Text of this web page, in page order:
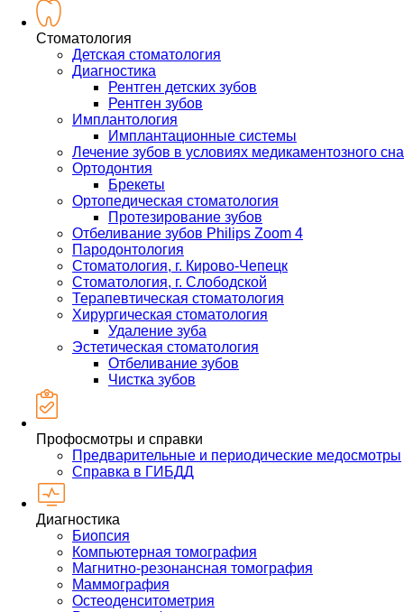
Стоматология
Детская стоматология
Диагностика
Рентген детских зубов
Рентген зубов
Имплантология
Имплантационные системы
Лечение зубов в условиях медикаментозного сна
Ортодонтия
Брекеты
Ортопедическая стоматология
Протезирование зубов
Отбеливание зубов Philips Zoom 4
Пародонтология
Стоматология, г. Кирово-Чепецк
Стоматология, г. Слободской
Терапевтическая стоматология
Хирургическая стоматология
Удаление зуба
Эстетическая стоматология
Отбеливание зубов
Чистка зубов
Профосмотры и справки
Предварительные и периодические медосмотры
Справка в ГИБДД
Диагностика
Биопсия
Компьютерная томография
Магнитно-резонансная томография
Маммография
Остеоденситометрия